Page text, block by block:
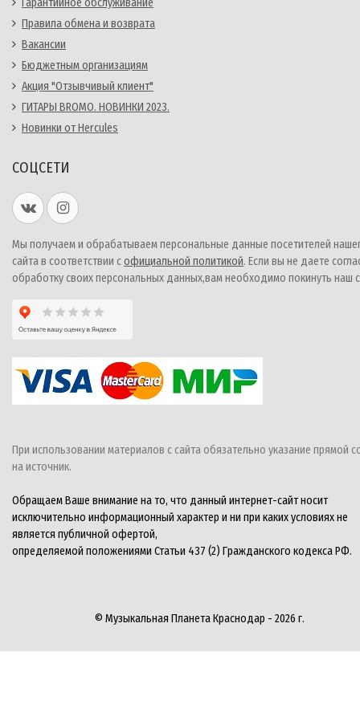
Гарантийное обслуживание
Правила обмена и возврата
Вакансии
Бюджетным организациям
Акция "Отзывчивый клиент"
ГИТАРЫ BROMO. НОВИНКИ 2023.
Новинки от Hercules
СОЦСЕТИ
Мы получаем и обрабатываем персональные данные посетителей
сайта в соответствии софициальной политикой. Если вы не даете
обработку своих персональных данных,вам необходимо покинуть наш
При использовании материалов с сайта обязательно указание прямой
на источник.
Обращаем Ваше внимание на то, что данный интернет-сайт носит
исключительно информационный характер и ни при каких условиях не
является публичной офертой,
определяемой положениями Статьи 437 (2) Гражданского кодекса РФ.
© Музыкальная Планета Краснодар - 2026 г.